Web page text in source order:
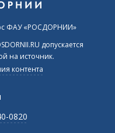
ФАУ «РОСДОРНИИ»
допускается
на источник.
контента
0820